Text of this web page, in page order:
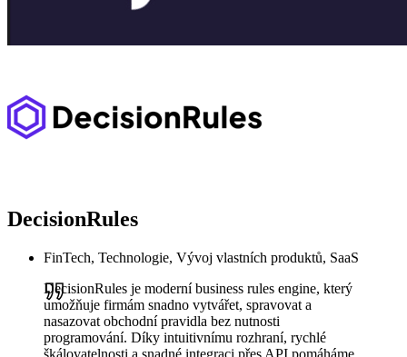
DecisionRules
FinTech, Technologie, Vývoj vlastních produktů, SaaS
DecisionRules je moderní business rules engine, který
umožňuje firmám snadno vytvářet, spravovat a
nasazovat obchodní pravidla bez nutnosti
programování. Díky intuitivnímu rozhraní, rychlé